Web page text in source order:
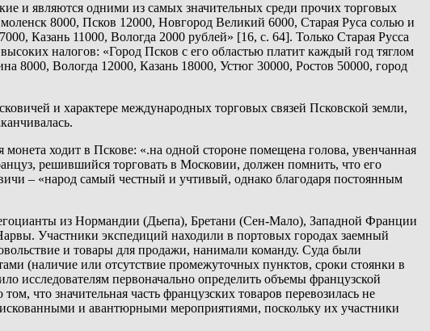
и являются одними из самых значительных среди прочих торговых
8000, Псков 12000, Новгород Великий 6000, Старая Руса солью и
Казань 11000, Вологда 2000 рублей» [16, с. 64]. Только Старая Русса
налогов: «Город Псков с его областью платит каждый год тяглом
8000, Вологда 12000, Казань 18000, Устюг 30000, Ростов 50000, город
и характере международных торговых связей Псковской земли,
ходит в Пскове: «.на одной стороне помещена голова, увенчанная
решившийся торговать в Московии, должен помнить, что его
– «народ самый честный и учтивый, однако благодаря постоянным
из Нормандии (Дьепа), Бретани (Сен-Мало), Западной Франции
Участники экспедиций находили в портовых городах заемный
и товары для продажи, нанимали команду. Суда были
(наличие или отсутствие промежуточных пунктов, сроки стоянки в
исследователям первоначально определить объемы французской
что значительная часть французских товаров перевозилась не
и авантюрными мероприятиями, поскольку их участники